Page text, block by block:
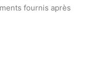
fournis après